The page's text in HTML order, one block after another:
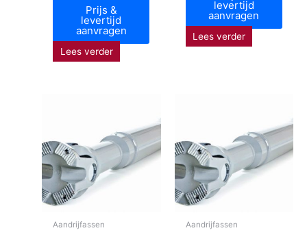
Prijs &
levertijd
aanvragen
Lees verder
levertijd
aanvragen
Lees verder
Aandrijfassen Aandrijfassen